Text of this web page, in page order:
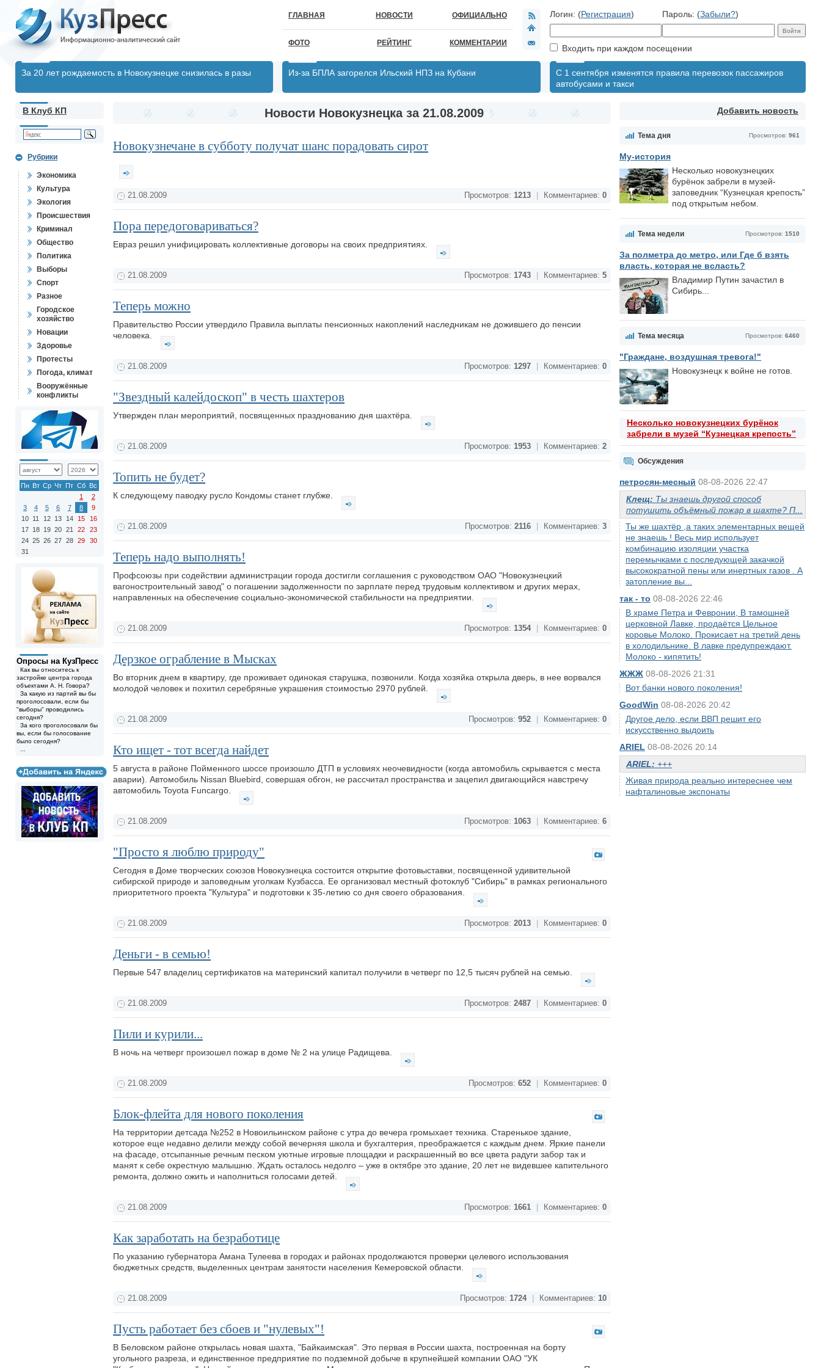
ГЛАВНАЯ НОВОСТИ ОФИЦИАЛЬНО
ФОТО РЕЙТИНГ КОММЕНТАРИИ
Логин: (Регистрация) Пароль: (Забыли?)
Входить при каждом посещении
За 20 лет рождаемость в Новокузнецке снизилась в разы Из-за БПЛА загорелся Ильский НПЗ на Кубани
С 1 сентября изменятся правила перевозок пассажиров
автобусами и такси
Добавить новость
Просмотров: 961
Тема дня
Му-история
Несколько новокузнецких
бурёнок забрели в музей-
заповедник “Кузнецкая крепость”
под открытым небом.
Просмотров: 1510
Тема недели
За полметра до метро, или Где б взять
власть, которая не всласть?
Владимир Путин зачастил в
Сибирь...
Просмотров: 6460
Тема месяца
"Граждане, воздушная тревога!"
Новокузнецк к войне не готов.
Несколько новокузнецких бурёнок
забрели в музей “Кузнецкая крепость”
Обсуждения
петросян-месный 08-08-2026 22:47
Клещ: Ты знаешь другой способ
потушить объёмный пожар в шахте? П...
Ты же шахтёр ,а таких элементарных вещей
не знаешь ! Весь мир использует
комбинацию изоляции участка
перемычками с последующей закачкой
высокократной пены или инертных газов . А
затопление вы...
так - то 08-08-2026 22:46
В храме Петра и Февронии, В тамошней
церковной Лавке, продаётся Цельное
коровье Молоко. Прокисает на третий день
в холодильнике. В лавке предупреждают.
Молоко - кипятить!
ЖЖЖ 08-08-2026 21:31
Вот банки нового поколения!
GoodWin 08-08-2026 20:42
Другое дело, если ВВП решит его
искусственно выдоить
ARIEL 08-08-2026 20:14
ARIEL: +++
Живая природа реально интереснее чем
нафталиновые экспонаты
В Клуб КП
Рубрики
Экономика
Культура
Экология
Происшествия
Криминал
Общество
Политика
Выборы
Спорт
Разное
Городское
хозяйство
Новации
Здоровье
Протесты
Погода, климат
Вооружённые
конфликты
Пн Вт Ср Чт Пт Сб Вс
1
2
3
4 5 6 7 8
9
10 11 12 13 14 15
16
17 18 19 20 21 22
23
24 25 26 27 28 29
30
31
Опросы на КузПресс
Как вы относитесь к
застройке центра города
объектами А. Н. Говора?
За какую из партий вы бы
проголосовали, если бы
"выборы" проводились
сегодня?
За кого проголосовали бы
вы, если бы голосование
было сегодня?
Новости Новокузнецка за 21.08.2009
Новокузнечане в субботу получат шанс порадовать сирот
21.08.2009 Просмотров: 1213 Комментариев: 0
Пора передоговариваться?
Евраз решил унифицировать коллективные договоры на своих предприятиях.
21.08.2009 Просмотров: 1743 Комментариев: 5
Теперь можно
Правительство России утвердило Правила выплаты пенсионных накоплений наследникам не дожившего до пенсии
человека.
21.08.2009 Просмотров: 1297 Комментариев: 0
"Звездный калейдоскоп" в честь шахтеров
Утвержден план мероприятий, посвященных празднованию дня шахтёра.
21.08.2009 Просмотров: 1953 Комментариев: 2
Топить не будет?
К следующему паводку русло Кондомы станет глубже.
21.08.2009 Просмотров: 2116 Комментариев: 3
Теперь надо выполнять!
Профсоюзы при содействии администрации города достигли соглашения с руководством ОАО "Новокузнецкий
вагоностроительный завод" о погашении задолженности по зарплате перед трудовым коллективом и других мерах,
направленных на обеспечение социально-экономической стабильности на предприятии.
21.08.2009 Просмотров: 1354 Комментариев: 0
Дерзкое ограбление в Мысках
Во вторник днем в квартиру, где проживает одинокая старушка, позвонили. Когда хозяйка открыла дверь, в нее ворвался
молодой человек и похитил серебряные украшения стоимостью 2970 рублей.
21.08.2009 Просмотров: 952 Комментариев: 0
Кто ищет - тот всегда найдет
5 августа в районе Пойменного шоссе произошло ДТП в условиях неочевидности (когда автомобиль скрывается с места
аварии). Автомобиль Nissan Bluebird, совершая обгон, не рассчитал пространства и зацепил двигающийся навстречу
автомобиль Toyota Funcargo.
21.08.2009 Просмотров: 1063 Комментариев: 6
"Просто я люблю природу"
Сегодня в Доме творческих союзов Новокузнецка состоится открытие фотовыставки, посвященной удивительной
сибирской природе и заповедным уголкам Кузбасса. Ее организовал местный фотоклуб "Сибирь" в рамках регионального
приоритетного проекта "Культура" и подготовки к 35-летию со дня своего образования.
21.08.2009 Просмотров: 2013 Комментариев: 0
Деньги - в семью!
Первые 547 владелиц сертификатов на материнский капитал получили в четверг по 12,5 тысяч рублей на семью.
21.08.2009 Просмотров: 2487 Комментариев: 0
Пили и курили...
В ночь на четверг произошел пожар в доме № 2 на улице Радищева.
21.08.2009 Просмотров: 652 Комментариев: 0
Блок-флейта для нового поколения
На территории детсада №252 в Новоильинском районе с утра до вечера громыхает техника. Старенькое здание,
которое еще недавно делили между собой вечерняя школа и бухгалтерия, преображается с каждым днем. Яркие панели
на фасаде, отсыпанные речным песком уютные игровые площадки и раскрашенный во все цвета радуги забор так и
манят к себе окрестную малышню. Ждать осталось недолго – уже в октябре это здание, 20 лет не видевшее капительного
ремонта, должно ожить и наполниться голосами детей.
21.08.2009 Просмотров: 1661 Комментариев: 0
Как заработать на безработице
По указанию губернатора Амана Тулеева в городах и районах продолжаются проверки целевого использования
бюджетных средств, выделенных центрам занятости населения Кемеровской области.
21.08.2009 Просмотров: 1724 Комментариев: 10
Пусть работает без сбоев и "нулевых"!
В Беловском районе открылась новая шахта, "Байкаимская". Это первая в России шахта, построенная на борту
угольного разреза, и единственное предприятие по подземной добыче в крупнейшей компании ОАО "УК